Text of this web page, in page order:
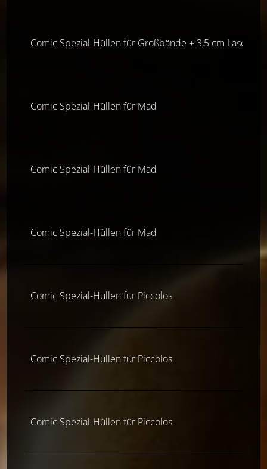
Comic Spezial-Hüllen für Großbände + 3,5 cm Lasche
Comic Spezial-Hüllen für Mad
Comic Spezial-Hüllen für Mad
Comic Spezial-Hüllen für Mad
Comic Spezial-Hüllen für Piccolos
Comic Spezial-Hüllen für Piccolos
Comic Spezial-Hüllen für Piccolos